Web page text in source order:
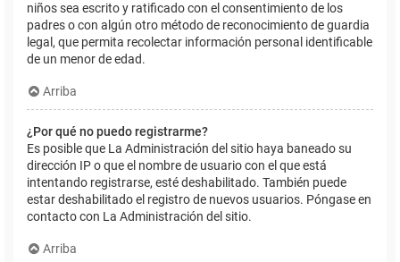
niños sea escrito y ratificado con el consentimiento de los
padres o con algún otro método de reconocimiento de guardia
legal, que permita recolectar información personal identificable
de un menor de edad.
Arriba
¿Por qué no puedo registrarme?
Es posible que La Administración del sitio haya baneado su
dirección IP o que el nombre de usuario con el que está
intentando registrarse, esté deshabilitado. También puede
estar deshabilitado el registro de nuevos usuarios. Póngase en
contacto con La Administración del sitio.
Arriba